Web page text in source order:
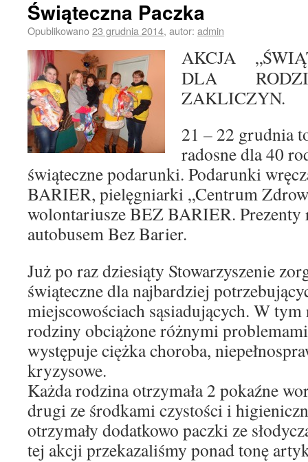
Świąteczna Paczka
Opublikowano23 grudnia 2014, autor: admin
AKCJA
DLA
ZAKLICZYN.
21 – 22 grudnia
radosne dla 40
świąteczne podarunki. Podarunki
BARIER, pielęgniarki „Centrum
wolontariusze BEZ BARIER.
autobusem Bez Barier.
Już po raz dziesiąty Stowarzyszenie
świąteczne dla najbardziej
miejscowościach sąsiadujących. W
rodziny obciążone różnymi
występuje ciężka choroba,
kryzysowe.
Każda rodzina otrzymała 2 pokaźne
drugi ze środkami czystości i
otrzymały dodatkowo paczki ze
tej akcji przekazaliśmy ponad tonę